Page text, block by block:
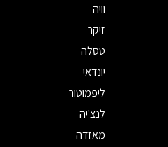
וויה
זיקר
טסלה
יונדאי
ליפמוטור
לנצ'יה
מאזדה